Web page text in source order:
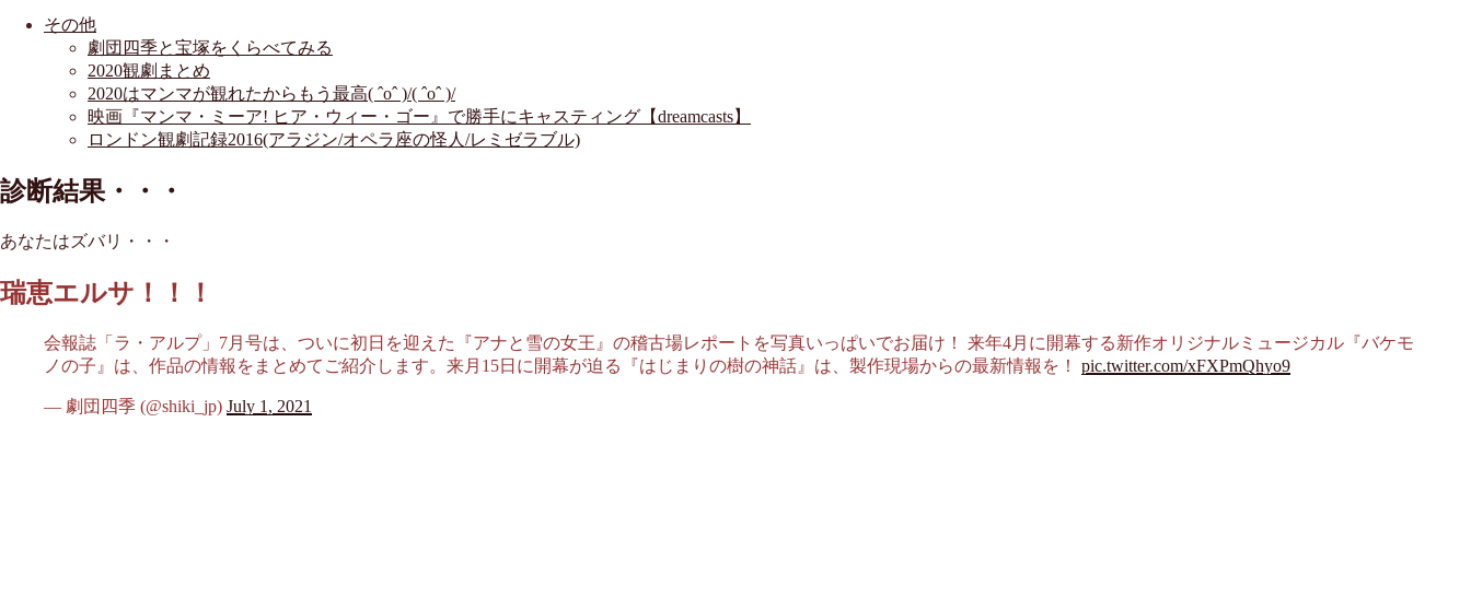
その他
劇団四季と宝塚をくらべてみる
2020観劇まとめ
2020はマンマが観れたからもう最高( ˆoˆ )/( ˆoˆ )/
映画『マンマ・ミーア! ヒア・ウィー・ゴー』で勝手にキャスティング【dreamcasts】
ロンドン観劇記録2016(アラジン/オペラ座の怪人/レミゼラブル)
診断結果・・・
あなたはズバリ・・・
瑞恵エルサ！！！
会報誌「ラ・アルプ」7月号は、ついに初日を迎えた『アナと雪の女王』の稽古場レポートを写真いっぱいでお届け！ 来年4月に開幕する新作オリジナルミュージカル『バケモ
ノの子』は、作品の情報をまとめてご紹介します。来月15日に開幕が迫る『はじまりの樹の神話』は、製作現場からの最新情報を！ pic.twitter.com/xFXPmQhyo9
— 劇団四季 (@shiki_jp) July 1, 2021